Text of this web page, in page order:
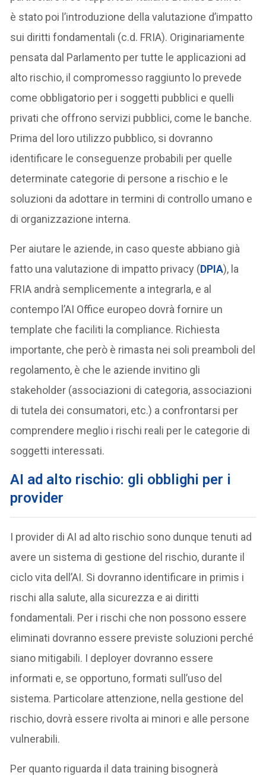
è stato poi l’introduzione della valutazione d’impatto
sui diritti fondamentali (c.d. FRIA). Originariamente
pensata dal Parlamento per tutte le applicazioni ad
alto rischio, il compromesso raggiunto lo prevede
come obbligatorio per i soggetti pubblici e quelli
privati che offrono servizi pubblici, come le banche.
Prima del loro utilizzo pubblico, si dovranno
identificare le conseguenze probabili per quelle
determinate categorie di persone a rischio e le
soluzioni da adottare in termini di controllo umano e
di organizzazione interna.
Per aiutare le aziende, in caso queste abbiano già
fatto una valutazione di impatto privacy (DPIA), la
FRIA andrà semplicemente a integrarla, e al
contempo l’AI Office europeo dovrà fornire un
template che faciliti la compliance. Richiesta
importante, che però è rimasta nei soli preamboli del
regolamento, è che le aziende invitino gli
stakeholder (associazioni di categoria, associazioni
di tutela dei consumatori, etc.) a confrontarsi per
comprendere meglio i rischi reali per le categorie di
soggetti interessati.
AI ad alto rischio: gli obblighi per i
provider
I provider di AI ad alto rischio sono dunque tenuti ad
avere un sistema di gestione del rischio, durante il
ciclo vita dell’AI. Si dovranno identificare in primis i
rischi alla salute, alla sicurezza e ai diritti
fondamentali. Per i rischi che non possono essere
eliminati dovranno essere previste soluzioni perché
siano mitigabili. I deployer dovranno essere
informati e, se opportuno, formati sull’uso del
sistema. Particolare attenzione, nella gestione del
rischio, dovrà essere rivolta ai minori e alle persone
vulnerabili.
Per quanto riguarda il data training bisognerà